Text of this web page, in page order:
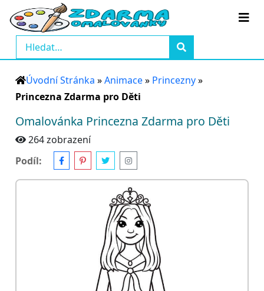
Úvodní Stránka »Animace» Princezny»
Princezna Zdarma pro Děti
Omalovánka Princezna Zdarma pro Děti
264 zobrazení
Podíl: